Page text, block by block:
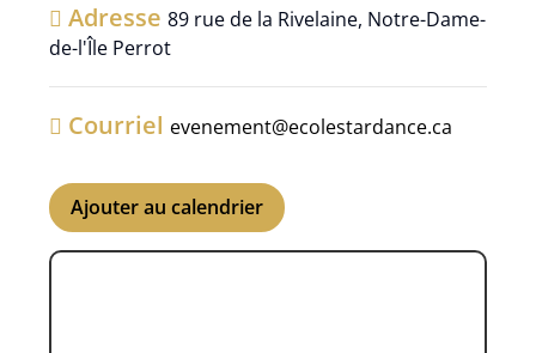
Adresse89 rue de la Rivelaine, Notre-Dame-
de-l'Île Perrot
Courriel evenement@ecolestardance.ca
Ajouter au calendrier